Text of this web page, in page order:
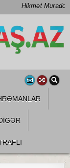
Hikmət Muradov